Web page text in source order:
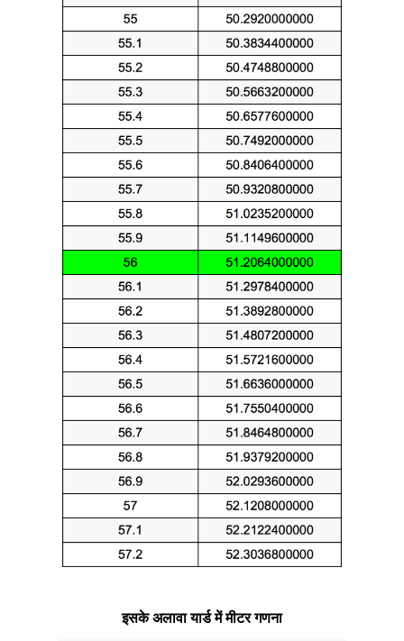
इसके अलावा यार्ड में मीटर गणना